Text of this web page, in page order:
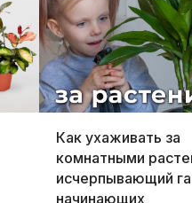
Как ухаживать за
комнатными
исчерпывающий
начинающих